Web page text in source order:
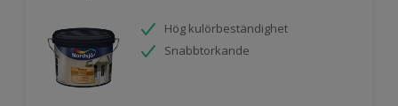
Hög kulörbeständighet
Snabbtorkande